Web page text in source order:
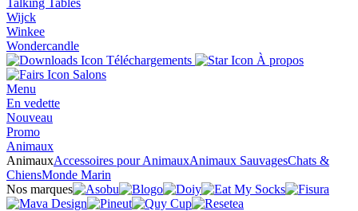
Talking Tables
Wijck
Winkee
Wondercandle
Téléchargements
À propos
Salons
Menu
En vedette
Nouveau
Promo
Animaux
AnimauxAccessoires pour AnimauxAnimaux SauvagesChats &
ChiensMonde Marin
Nos marques